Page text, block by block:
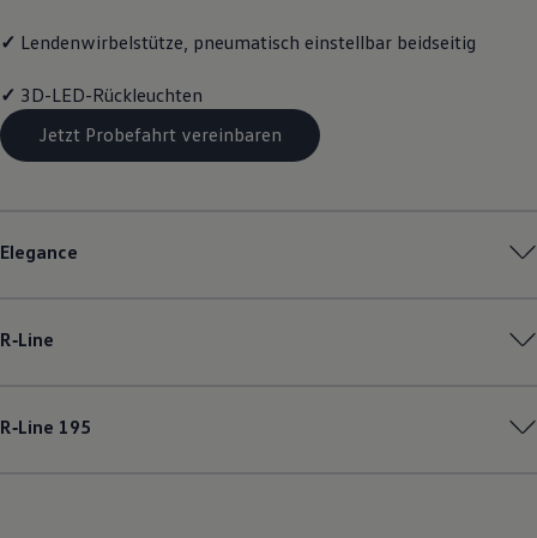
Digitale Betriebsanleitung
Live Beratung
Lifestyle
Familie
Elektromobilität
✓ Lendenwirbelstütze, pneumatisch einstellbar beidseitig
✓ 3D-LED-Rückleuchten
Jetzt Probefahrt vereinbaren
Elegance
R‑Line
R‑Line 195